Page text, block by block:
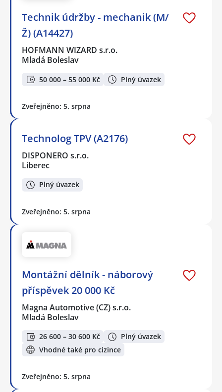
Technik údržby - mechanik (M/
Ž) (A14427)
HOFMANN WIZARD s.r.o.
Mladá Boleslav
50 000 – 55 000 Kč Plný úvazek
Zveřejněno: 5. srpna
Technolog TPV (A2176)
DISPONERO s.r.o.
Liberec
Plný úvazek
Zveřejněno: 5. srpna
Montážní dělník - náborový
příspěvek 20 000 Kč
Magna Automotive (CZ) s.r.o.
Mladá Boleslav
26 600 – 30 600 Kč
Plný úvazek
Vhodné také pro cizince
Zveřejněno: 5. srpna